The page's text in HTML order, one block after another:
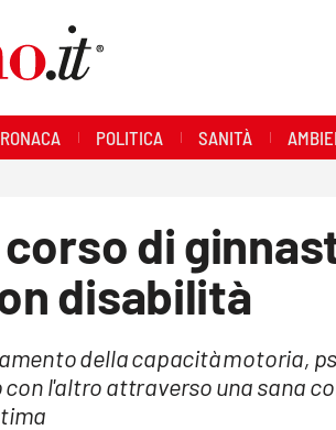
POLITICA SANITÀ
corso di
disabilità
della capacità motoria,
l'altro attraverso una sana